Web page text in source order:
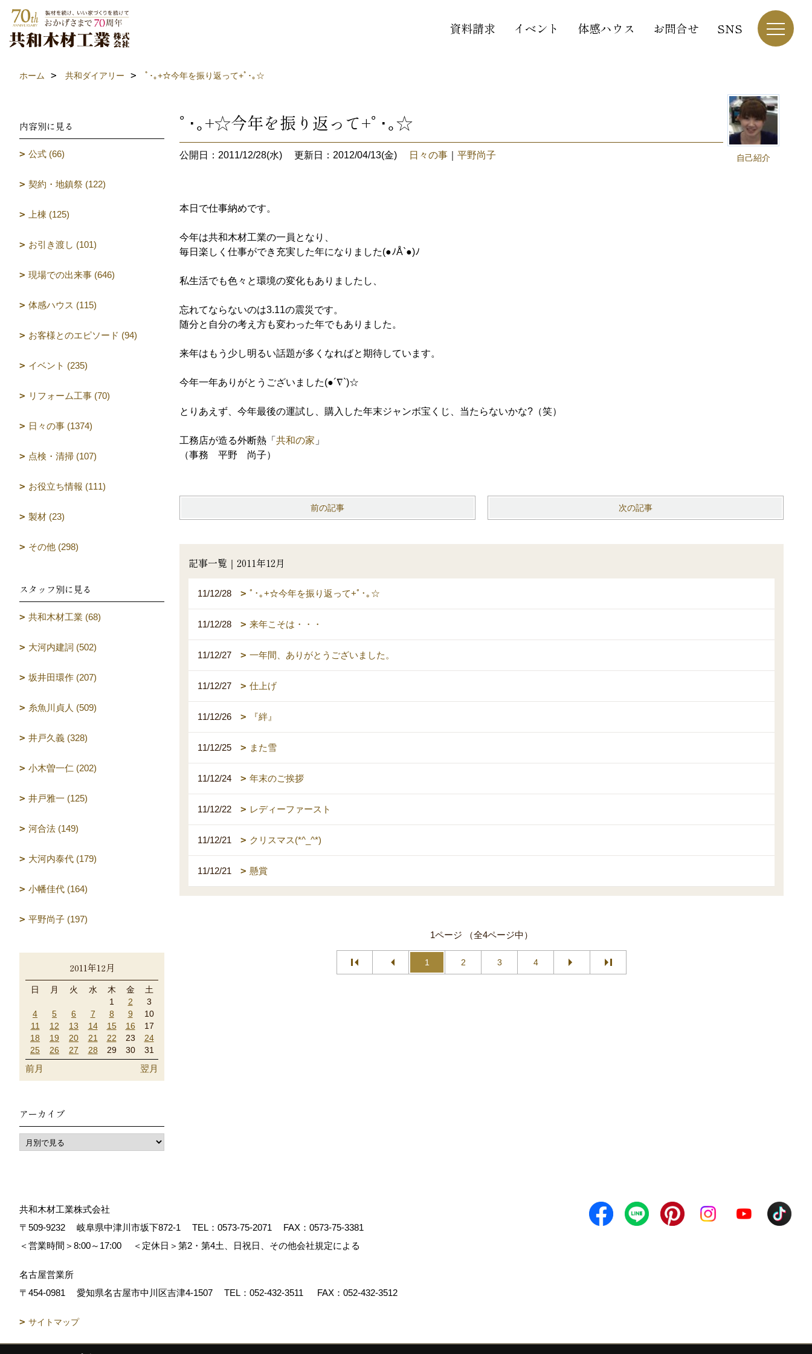
資料請求 イベント 体感ハウス お問合せ SNS
ホーム 共和ダイアリー ﾟ･｡+☆今年を振り返って+ﾟ･｡☆
自己紹介
ﾟ･｡+☆今年を振り返って+ﾟ･｡☆
公開日：2011/12/28(水) 更新日：2012/04/13(金) 日々の事 平野尚子
本日で仕事納めです。
今年は共和木材工業の一員となり、
毎日楽しく仕事ができ充実した年になりました(●ﾉÅ`●)ﾉ
私生活でも色々と環境の変化もありましたし、
忘れてならないのは3.11の震災です。
随分と自分の考え方も変わった年でもありました。
来年はもう少し明るい話題が多くなればと期待しています。
今年一年ありがとうございました(●´∇`)☆
とりあえず、今年最後の運試し、購入した年末ジャンボ宝くじ、当たらないかな?（笑）
工務店が造る外断熱「 共和の家 」
（事務 平野 尚子）
前の記事 次の記事
記事一覧｜2011年12月
11/12/28 ﾟ･｡+☆今年を振り返って+ﾟ･｡☆
11/12/28 来年こそは・・・
11/12/27 一年間、ありがとうございました。
11/12/27 仕上げ
11/12/26 『絆』
11/12/25 また雪
11/12/24 年末のご挨拶
11/12/22 レディーファースト
11/12/21 クリスマス(*^_^*)
11/12/21 懸賞
1ページ （全4ページ中）
1 2 3 4
内容別に見る
公式 (66)
契約・地鎮祭 (122)
上棟 (125)
お引き渡し (101)
現場での出来事 (646)
体感ハウス (115)
お客様とのエピソード (94)
イベント (235)
リフォーム工事 (70)
日々の事 (1374)
点検・清掃 (107)
お役立ち情報 (111)
製材 (23)
その他 (298)
スタッフ別に見る
共和木材工業 (68)
大河内建詞 (502)
坂井田環作 (207)
糸魚川貞人 (509)
井戸久義 (328)
小木曽一仁 (202)
井戸雅一 (125)
河合法 (149)
大河内泰代 (179)
小幡佳代 (164)
平野尚子 (197)
2011年12月
日 月 火 水 木 金
土
1
2
3
4
5 6 7 8 9
10
11
12 13 14 15 16
17
18
19 20 21 22 23
24
25
26 27 28 29 30 31
前月 翌月
アーカイブ
共和木材工業株式会社
〒509-9232
岐阜県中津川市坂下872‐1 TEL： 0573-75-2071
FAX：0573-75-3381
＜営業時間＞8:00～17:00
＜定休日＞第2・第4土、日祝日、その他会社規定による
名古屋営業所
〒454-0981
愛知県名古屋市中川区吉津4-1507 TEL： 052-432-3511 FAX：052-432-3512
サイトマップ